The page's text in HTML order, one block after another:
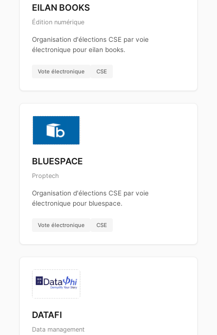
EILAN BOOKS
Édition numérique
Organisation d'élections CSE par voie
électronique pour eilan books.
Vote électronique CSE
BLUESPACE
Proptech
Organisation d'élections CSE par voie
électronique pour bluespace.
Vote électronique CSE
DATAFI
Data management